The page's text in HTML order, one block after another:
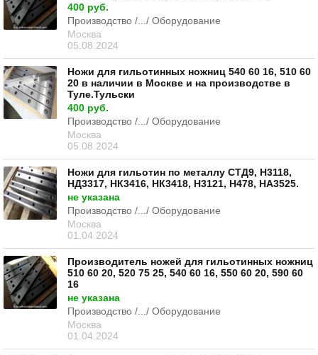
400 руб.
Производство /.../ Оборудование
Москва
05.08.2024
Ножи для гильотинных ножниц 540 60 16, 510 60
20 в наличии в Москве и на производстве в
Туле.Тульски
400 руб.
Производство /.../ Оборудование
Москва
05.08.2024
Ножи для гильотин по металлу СТД9, Н3118,
НД3317, НК3416, НК3418, Н3121, Н478, НА3525.
не указана
Производство /.../ Оборудование
Москва
01.04.2024
Производитель ножей для гильотинных ножниц
510 60 20, 520 75 25, 540 60 16, 550 60 20, 590 60
16
не указана
Производство /.../ Оборудование
Москва
01.04.2024